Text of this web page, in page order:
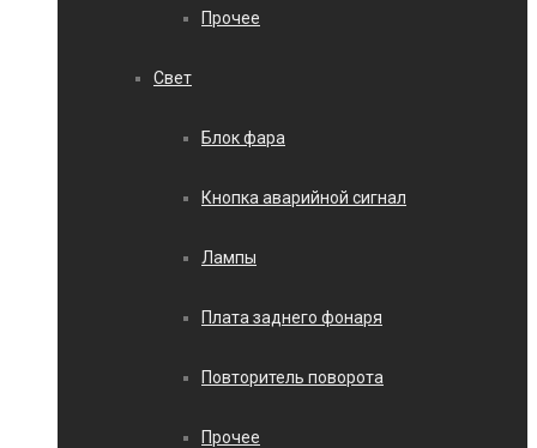
Прочее
Свет
Блок фара
Кнопка аварийной сигнал
Лампы
Плата заднего фонаря
Повторитель поворота
Прочее